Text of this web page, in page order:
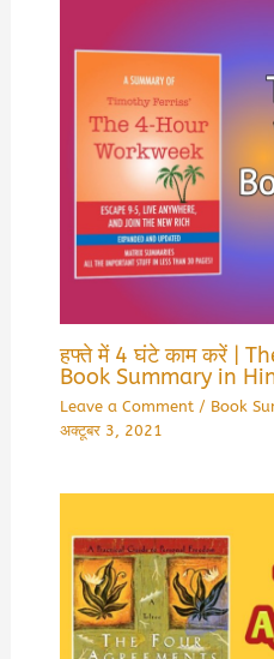
हफ्ते में 4 घंटे काम करें |
Book Summary in
Leave a Comment / Book
अक्टूबर 3, 2021